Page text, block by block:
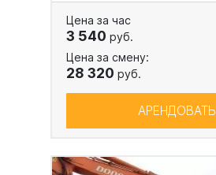
Цена за час
3 540 руб.
Цена за смену:
28 320 руб.
АРЕНДОВАТЬ